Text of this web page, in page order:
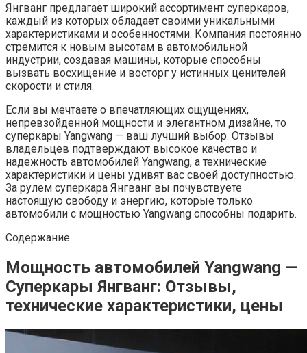
Янгванг предлагает широкий ассортимент суперкаров,
каждый из которых обладает своими уникальными
характеристиками и особенностями. Компания постоянно
стремится к новым высотам в автомобильной
индустрии, создавая машины, которые способны
вызвать восхищение и восторг у истинных ценителей
скорости и стиля.
Если вы мечтаете о впечатляющих ощущениях,
непревзойденной мощности и элегантном дизайне, то
суперкары Yangwang — ваш лучший выбор. Отзывы
владельцев подтверждают высокое качество и
надежность автомобилей Yangwang, а технические
характеристики и цены удивят вас своей доступностью.
За рулем суперкара Янгванг вы почувствуете
настоящую свободу и энергию, которые только
автомобили с мощностью Yangwang способны подарить.
Содержание
Мощность автомобилей Yangwang —
Суперкары Янгванг: Отзывы,
технические характеристики, цены